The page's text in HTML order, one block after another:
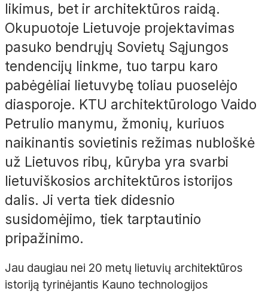
likimus, bet ir architektūros raidą.
Okupuotoje Lietuvoje projektavimas
pasuko bendrųjų Sovietų Sąjungos
tendencijų linkme, tuo tarpu karo
pabėgėliai lietuvybę toliau puoselėjo
diasporoje. KTU architektūrologo Vaido
Petrulio manymu, žmonių, kuriuos
naikinantis sovietinis režimas nubloškė
už Lietuvos ribų, kūryba yra svarbi
lietuviškosios architektūros istorijos
dalis. Ji verta tiek didesnio
susidomėjimo, tiek tarptautinio
pripažinimo.
Jau daugiau nei 20 metų lietuvių architektūros
istoriją tyrinėjantis Kauno technologijos